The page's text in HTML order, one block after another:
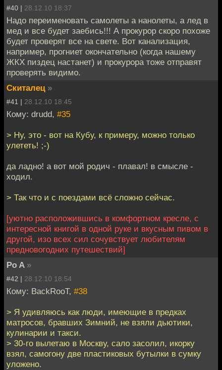
#40 | 28.12.10 18:37
Надо переименовать самолеты а нанолеты, а лед в
мед и все будет заебись!!! А прокурор скоро похоже
будет проверят все на свете. Вот канализация,
например, прогниет окончательно (когда нашему
ЖКХ пиздец настанет) и прокурора тоже отправят
проверять видимо.
Скиталец »
#41 | 28.12.10 18:45
Кому: drudd, #35
> Ну, это - вот на Кубу, к примеру, можно только
улететь! ;-)
да ладно! а вот мой родич - плавал! в смысле -
ходил.
> Так что и с поездами всё сложно сейчас.
[уютно расположившись в комфортном кресле, с
интересной книгой в одной руке и вкусным пивом в
другой, изо всех сил сочувствует любителям
предновогодних путешествий]
Po A »
#42 | 28.12.10 18:54
Кому: BackRooT, #38
> Я удивляюсь как люди, имеющие в предках
матросов, бравших Зимний, не взяли дьютики,
кулинарии и такси.
> 30-го вылетаю в Москву, сало засолил, икорку
взял, самогону две пластиковых бутылки в сумку
уложено.